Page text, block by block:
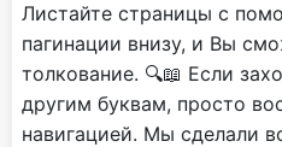
Листайте страницы с
пагинации внизу, и Вы
толкование. 🔍📖 Если
другим буквам, просто
навигацией. Мы сделали